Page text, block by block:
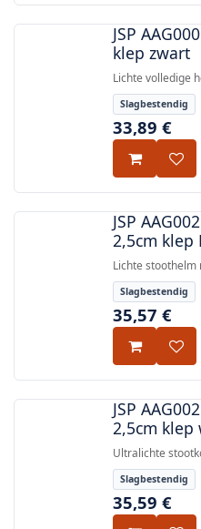
JSP
klep zwart
Lichte volledige
schaal en EPP-
EN 812.
Slagbestendig
33,89 €
JSP
2,5cm klep
Lichte stoothelm
EPP-
Slagbestendig
35,57 €
JSP
2,5cm klep
Ultralichte
HDPE-schil en
EN 812.
Slagbestendig
35,59 €